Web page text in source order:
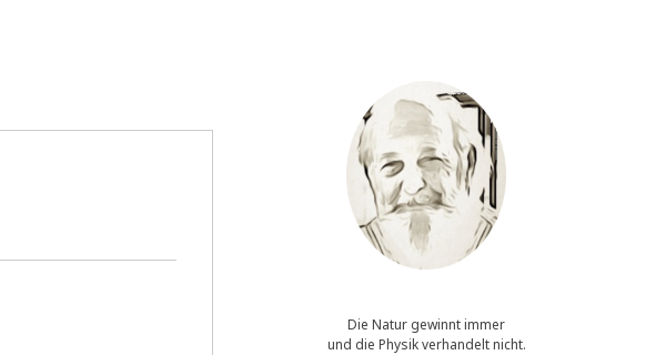
Die Natur gewinnt immer
und die Physik verhandelt nicht.